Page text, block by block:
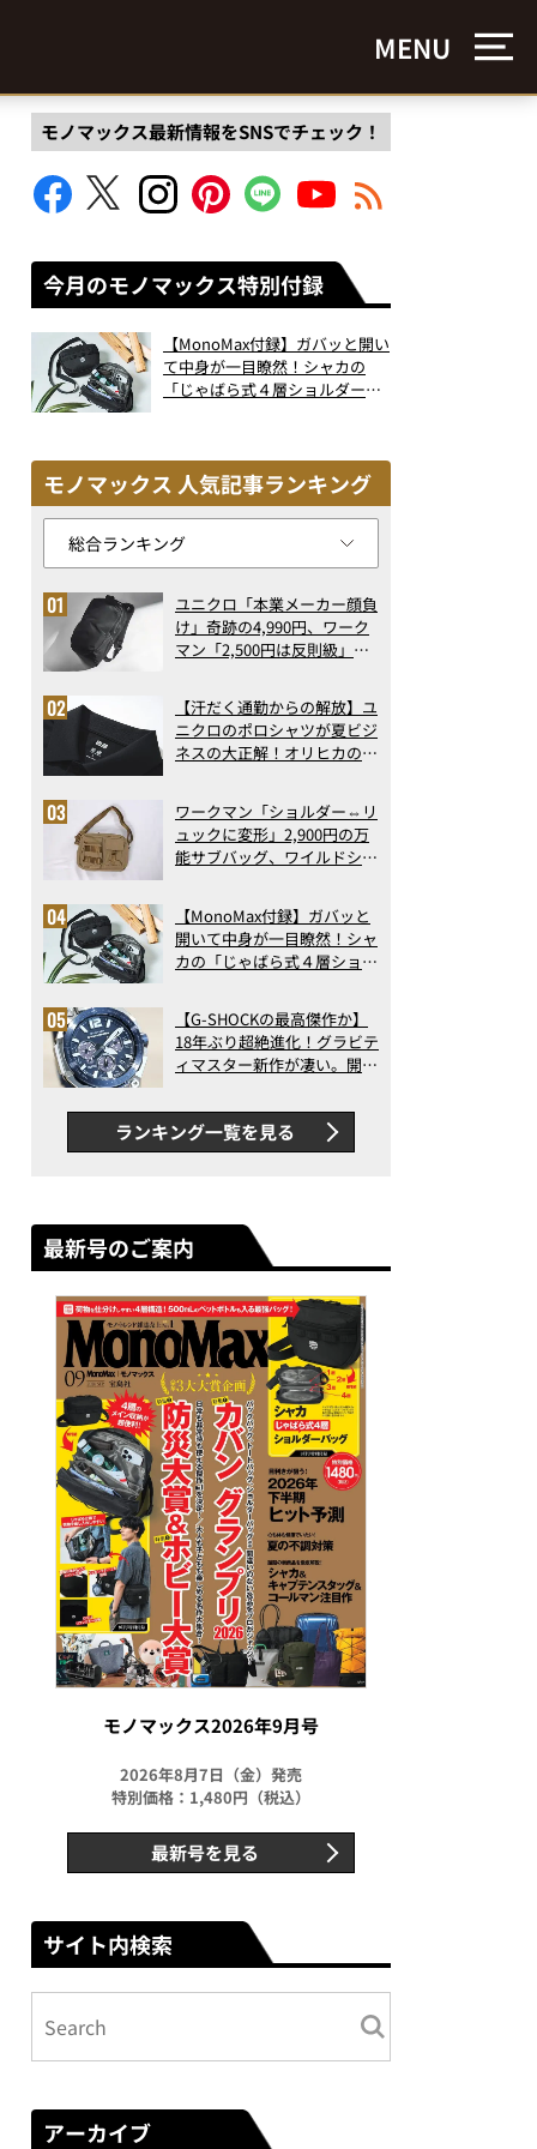
MENU
モノマックス最新情報をSNSでチェック！
今月のモノマックス特別付録
【MonoMax付録】ガバッと開い
て中身が一目瞭然！シャカの
「じゃばら式４層ショルダーバ
モノマックス 人気記事ランキング
ユニクロ「本業メーカー顔負
け」奇跡の4,990円、ワーク
マン「2,500円は反則級」凄
ト3】（2026年6月版）
【汗だく通勤からの解放】ユ
ニクロのポロシャツが夏ビジ
ネスの大正解！オリヒカの透
アの実力
ワークマン「ショルダー⇔リ
ュックに変形」2,900円の万
能サブバッグ、ワイルドシン
記事ランキングベスト3】
（2026年6月版）
【MonoMax付録】ガバッと
開いて中身が一目瞭然！シャ
カの「じゃばら式４層ショル
った！
【G-SHOCKの最高傑作か】
18年ぶり超絶進化！グラビテ
ィマスター新作が凄い。開発
新ムーブメントの衝撃
ランキング一覧を見る
最新号のご案内
モノマックス2026年9月号
2026年8月7日（金）発売
特別価格：1,480円（税込）
最新号を見る
サイト内検索
アーカイブ